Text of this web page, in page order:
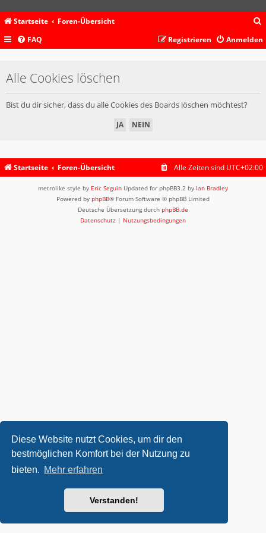
Diese Website nutzt Cookies, um dir den
bestmöglichen Komfort bei der Nutzung zu
bieten. Mehr erfahren
Verstanden!
Startseite Foren-Übersicht
c
FAQ Anmelden
Registrieren
Alle Cookies löschen
Bist du dir sicher, dass du alle Cookies des Boards löschen möchtest?
Startseite Foren-Übersicht Alle Zeiten sind UTC+02:00
metrolike style by Eric Seguin Updated for phpBB3.2 by Ian Bradley
Powered by phpBB® Forum Software © phpBB Limited
Deutsche Übersetzung durch phpBB.de
Datenschutz | Nutzungsbedingungen